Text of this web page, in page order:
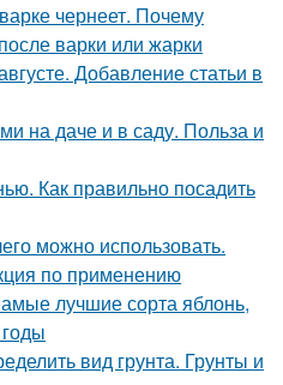
чернеет. Почему
варки или жарки
Добавление статьи в
на даче и в саду. Польза и
Как правильно посадить
можно использовать.
по применению
лучшие сорта яблонь,
вид грунта. Грунты и